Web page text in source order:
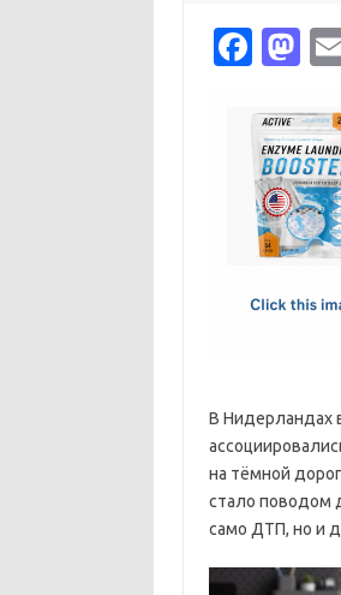
Fa
e
b
o
o
M
t
o
d
o
В Нидерландах
на тёмной
стало поводом
само ДТП, но и